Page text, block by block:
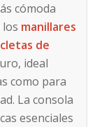
cómoda
manillares
de
ideal
como para
La consola
esenciales